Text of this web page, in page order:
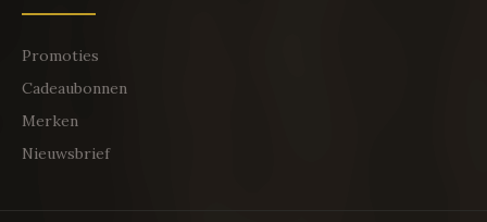
Promoties
Cadeaubonnen
Merken
Nieuwsbrief